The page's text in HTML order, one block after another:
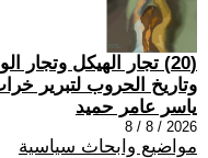
(20) تجار الهيكل
وتاريخ الحروب لتبرير
ياسر عامر حميد
2026 / 8 / 8
مواضيع وابحاث سياسية